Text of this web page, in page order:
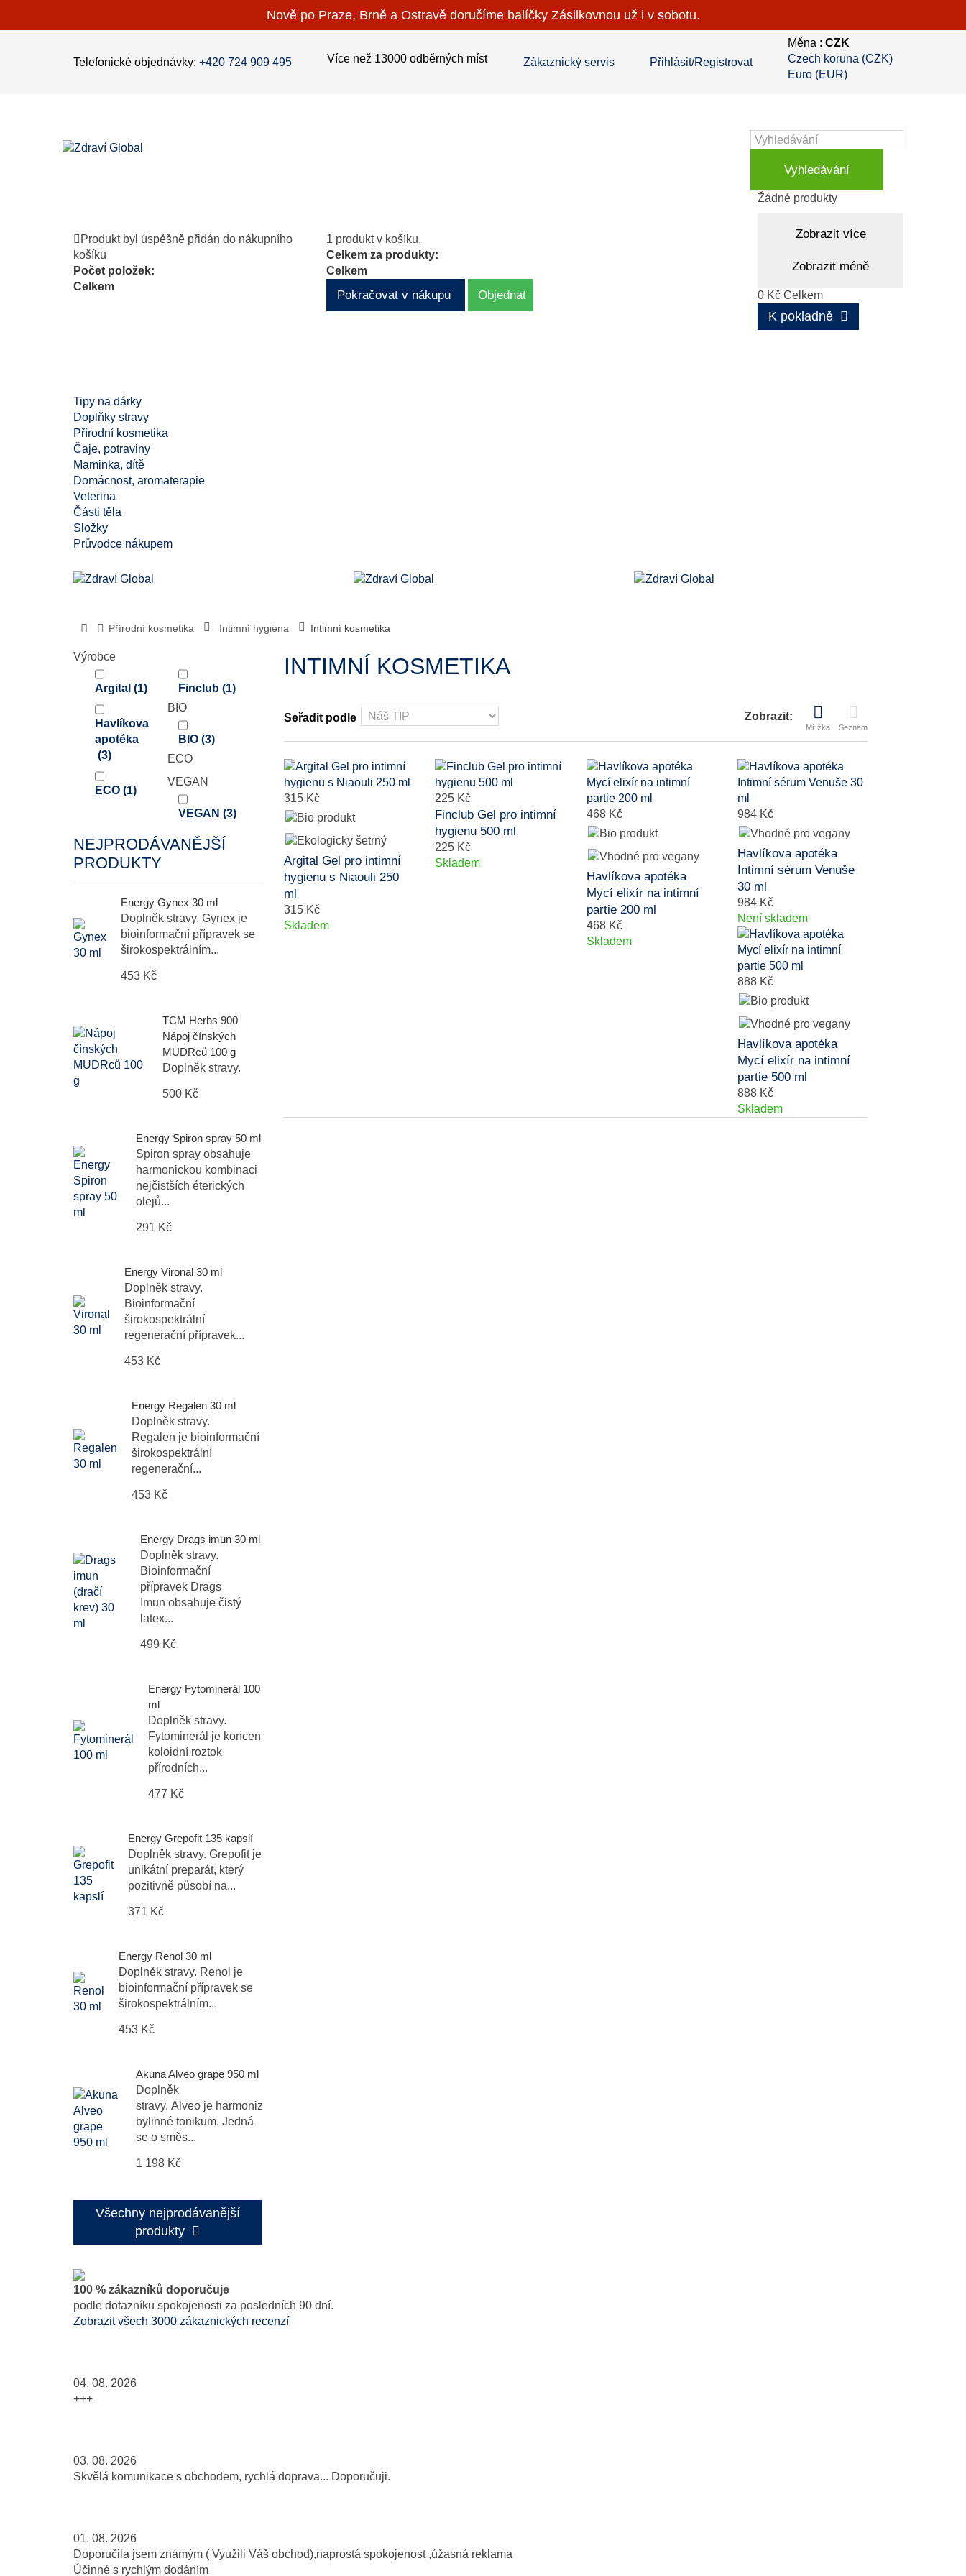
Nově po Praze, Brně a Ostravě doručíme balíčky Zásilkovnou už i v sobotu.
Telefonické objednávky: +420 724 909 495 Více než 13000 odběrných míst Zákaznický servis Přihlásit/Registrovat
Měna : CZK
Czech koruna (CZK)
Euro (EUR)
Vyhledávání
Košík
(prázdný)
Žádné produkty
Zobrazit více
Zobrazit méně
0 Kč Celkem
K pokladně
Produkt byl úspěšně přidán do nákupního
košíku
Počet položek:
Celkem
1 produkt v košíku.
Celkem za produkty:
Celkem
Pokračovat v nákupu Objednat
Tipy na dárky
Doplňky stravy
Přírodní kosmetika
Čaje, potraviny
Maminka, dítě
Domácnost, aromaterapie
Veterina
Části těla
Složky
Průvodce nákupem
Přírodní kosmetika Intimní hygiena Intimní kosmetika
Výrobce
Argital (1) Finclub(1)
Havlíkova
apotéka
(3)
BIO
BIO(3)
ECO
ECO (1)
VEGAN
VEGAN(3)
NEJPRODÁVANĚJŠÍ
PRODUKTY
Energy Gynex 30 ml
Doplněk stravy. Gynex je
bioinformační přípravek se
širokospektrálním...
453 Kč
TCM Herbs 900
Nápoj čínských
MUDRců 100 g
Doplněk stravy.
500 Kč
Energy Spiron spray 50 ml
Spiron spray obsahuje
harmonickou kombinaci
nejčistších éterických
olejů...
291 Kč
Energy Vironal 30 ml
Doplněk stravy.
Bioinformační
širokospektrální
regenerační přípravek...
453 Kč
Energy Regalen 30 ml
Doplněk stravy.
Regalen je bioinformační
širokospektrální
regenerační...
453 Kč
Energy Drags imun 30 ml
Doplněk stravy.
Bioinformační
přípravek Drags
Imun obsahuje čistý
latex...
499 Kč
Energy Fytominerál 100
ml
Doplněk stravy.
Fytominerál je koncentrovaný
koloidní roztok
přírodních...
477 Kč
Energy Grepofit 135 kapslí
Doplněk stravy. Grepofit je
unikátní preparát, který
pozitivně působí na...
371 Kč
Energy Renol 30 ml
Doplněk stravy. Renol je
bioinformační přípravek se
širokospektrálním...
453 Kč
Akuna Alveo grape 950 ml
Doplněk
stravy. Alveo je harmonizační
bylinné tonikum. Jedná
se o směs...
1 198 Kč
Všechny nejprodávanější
produkty
INTIMNÍ KOSMETIKA
Zobrazit:
Mřížka Seznam
Seřadit podle
315 Kč
Argital Gel pro intimní
hygienu s Niaouli 250
ml
315 Kč
Skladem
225 Kč
Finclub Gel pro intimní
hygienu 500 ml
225 Kč
Skladem
468 Kč
Havlíkova apotéka
Mycí elixír na intimní
partie 200 ml
468 Kč
Skladem
984 Kč
Havlíkova apotéka
Intimní sérum Venuše
30 ml
984 Kč
Není skladem
888 Kč
Havlíkova apotéka
Mycí elixír na intimní
partie 500 ml
888 Kč
Skladem
100 % zákazníků doporučuje
podle dotazníku spokojenosti za posledních 90 dní.
Zobrazit všech 3000 zákaznických recenzí
04. 08. 2026
+++
03. 08. 2026
Skvělá komunikace s obchodem, rychlá doprava... Doporučuji.
01. 08. 2026
Doporučila jsem známým ( Využili Váš obchod),naprostá spokojenost ,úžasná reklama
Účinné s rychlým dodáním